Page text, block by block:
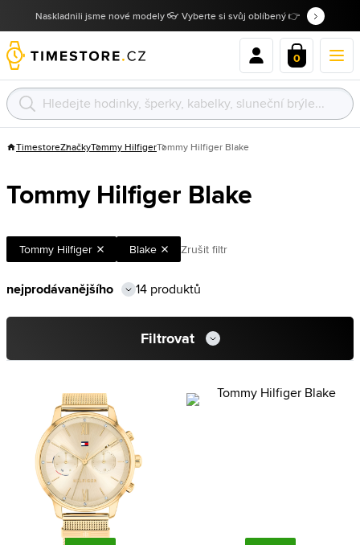
Naskladnili jsme nové modely 👓 Vyberte si svůj oblíbený 👉
0
TimestoreZnačkyTommy HilfigerTommy Hilfiger Blake
Tommy Hilfiger Blake
Tommy Hilfiger Blake Zrušit filtr
14 produktů
Filtrovat